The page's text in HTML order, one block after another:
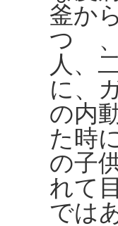
釜か
つゝ
人、
に、
の内
た時
の子
れて
では